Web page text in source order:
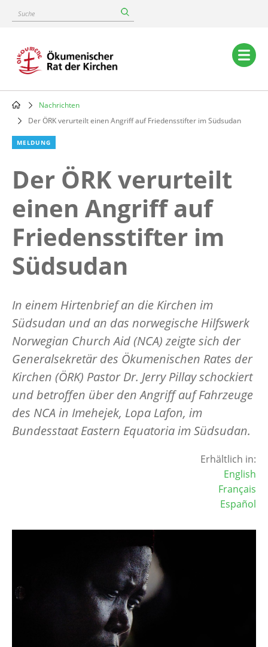
content
Suche
Main
navigation
Breadcrumb
Nachrichten
Der ÖRK verurteilt einen Angriff auf Friedensstifter im Südsudan
MELDUNG
Der ÖRK verurteilt
einen Angriff auf
Friedensstifter im
Südsudan
In einem Hirtenbrief an die Kirchen im
Südsudan und an das norwegische Hilfswerk
Norwegian Church Aid (NCA) zeigte sich der
Generalsekretär des Ökumenischen Rates der
Kirchen (ÖRK) Pastor Dr. Jerry Pillay schockiert
und betroffen über den Angriff auf Fahrzeuge
des NCA in Imehejek, Lopa Lafon, im
Bundesstaat Eastern Equatoria im Südsudan.
Erhältlich in:
English
Français
Español